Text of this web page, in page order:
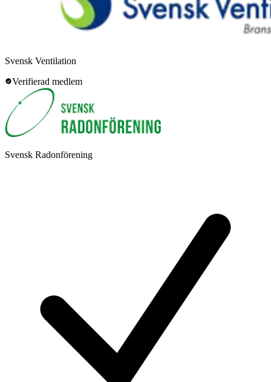
Svensk Ventilation
Verifierad medlem
Svensk Radonförening